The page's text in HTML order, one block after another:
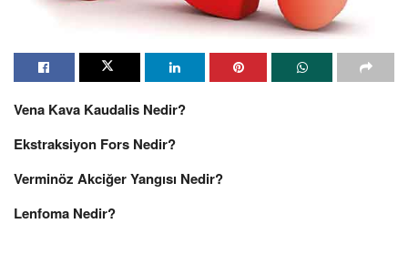
Vena Kava Kaudalis Nedir?
Ekstraksiyon Fors Nedir?
Verminöz Akciğer Yangısı Nedir?
Lenfoma Nedir?